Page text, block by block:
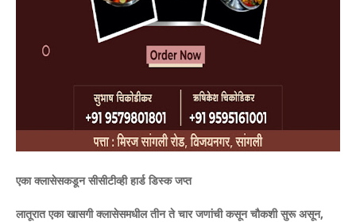
एका क्लासेसकडून सीसीटीव्ही हार्ड डिस्क जप्त
लातूरात एका खासगी क्लासेसमधील तीन ते चार जणांची कसून चौकशी सुरू असून,